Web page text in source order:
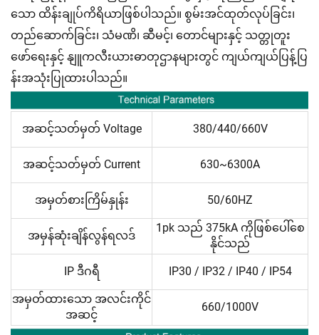
သော ထိန်းချုပ်ကိရိယာဖြစ်ပါသည်။ စွမ်းအင်ထုတ်လုပ်ခြင်း၊
တည်ဆောက်ခြင်း၊ သံမဏိ၊ ဆီမင့်၊ တောင်များနှင့် သတ္တုတူး
ဖော်ရေးနှင့် နျူကလီးယားဓာတုဌာနများတွင် ကျယ်ကျယ်ပြန့်ပြ
န်းအသုံးပြုထားပါသည်။
အဆင့်သတ်မှတ် Voltage 380/440/660V
အဆင့်သတ်မှတ် Current 630~6300A
အမှတ်စားကြိမ်နှုန်း 50/60HZ
အမှန်ဆုံးချိန်လွန်ရလဒ်
1pk သည် 375kA ကိုဖြစ်ပေါ်စေ
နိုင်သည်
IP ဒီဂရီ IP30 / IP32 / IP40 / IP54
အမှတ်ထားသော အလင်းကိုင်
အဆင့်
660/1000V